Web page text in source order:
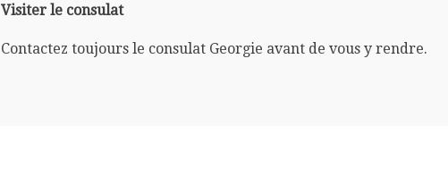
Visiter le consulat
Contactez toujours le consulat Georgie avant de vous y rendre.